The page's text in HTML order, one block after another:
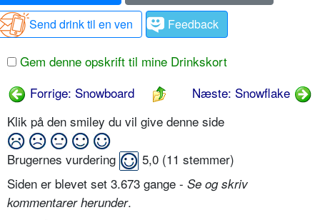
Send drink til en ven
Feedback
Gem denne opskrift til mine Drinkskort
Forrige: Snowboard
Næste: Snowflake
Klik på den smiley du vil give denne side
Brugernes vurdering 5,0 (11 stemmer)
Siden er blevet set 3.673 gange - Se og skriv
kommentarer herunder.